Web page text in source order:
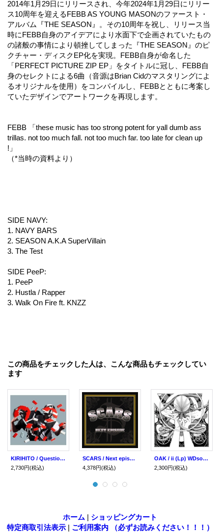
2014年1月29日にリリースされ、今年2024年1月29日にリリー
ス10周年を迎えるFEBB AS YOUNG MASONのファースト・
アルバム『THE SEASON』。その10周年を祝し、リリース当
時にFEBB自身のアイデアにより水面下で企画されていたもの
の諸般の事情により頓挫してしまった『THE SEASON』のピ
クチャー・ディスクEP化を実現。FEBB自身が命名した
「PERFECT PICTURE ZIP EP」をタイトルに冠し、FEBB自
身のセレクトによる6曲（音源はBrian Cidのマスタリングによ
るオリジナルを使用）をコンパイルし、FEBBとともに考案し
ていたデザインでアートワークを再現します。
FEBB 「these music has too strong potent for yall dumb ass
trillas. not too much fall. not too much far. too late for clean up
!」
（*当時の資料より）
SIDE NAVY:
1. NAVY BARS
2. SEASON A.K.A SuperVillain
3. The Test
SIDE PeeP:
1. PeeP
2. Hustla / Rapper
3. Walk On Fire ft. KNZZ
この商品をチェックした人は、こんな商品もチェックしてい
ます
KIRIHITO / Question (cd) P-vine
2,730円(税込)
SCARS / Next episode (2Lp) Scars ent./P-vine
4,378円(税込)
OAK / ii (Lp) WDsounds-A389
2,300円(税込)
ホーム | ショッピングカート
特定商取引法表示 | ご利用案内 （必ずお読みください！！！）